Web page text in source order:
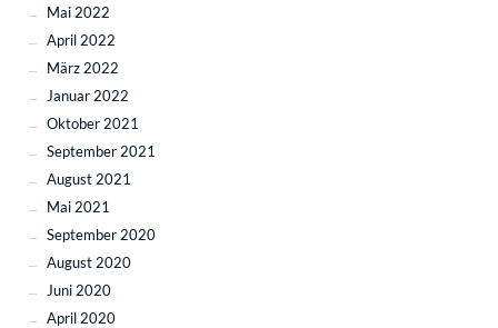
Mai 2022
April 2022
März 2022
Januar 2022
Oktober 2021
September 2021
August 2021
Mai 2021
September 2020
August 2020
Juni 2020
April 2020